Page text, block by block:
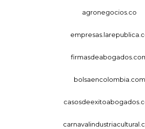
agronegocios.co
bolsaencolombia.com